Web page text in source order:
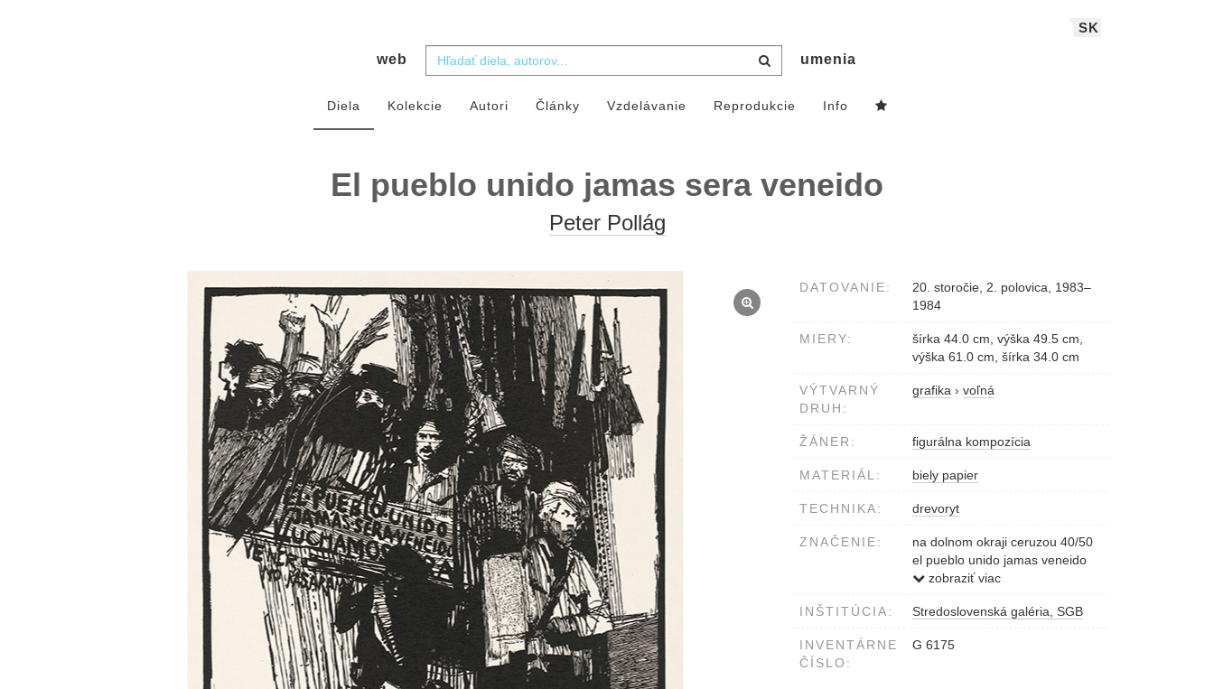
SK
web umenia
Diela Kolekcie Autori Články Vzdelávanie Reprodukcie Info
El pueblo unido jamas sera veneido
Peter Pollág
DATOVANIE:
20. storočie, 2. polovica, 1983–
1984
MIERY:
šírka 44.0 cm, výška 49.5 cm,
výška 61.0 cm, šírka 34.0 cm
VÝTVARNÝ
DRUH:
grafika › voľná
ŽÁNER: figurálna kompozícia
MATERIÁL: biely papier
TECHNIKA: drevoryt
ZNAČENIE:
na dolnom okraji ceruzou 40/50
el pueblo unido jamas veneido
Peter Pollág 1983/84
zobraziť viac
INŠTITÚCIA: Stredoslovenská galéria, SGB
INVENTÁRNE
ČÍSLO:
G 6175